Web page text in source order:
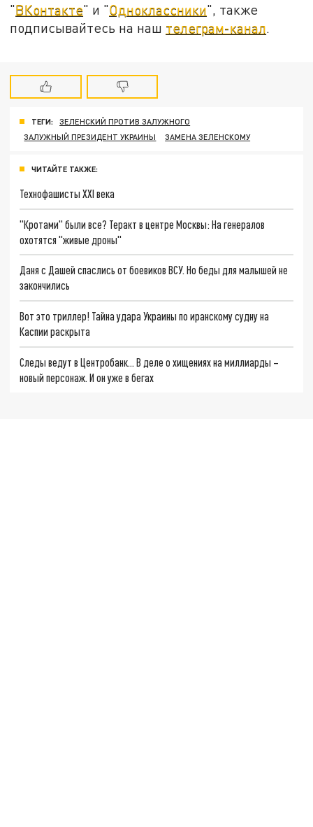
"ВКонтакте" и "Одноклассники", также
подписывайтесь на наш телеграм-канал
ТЕГИ:
ЗЕЛЕНСКИЙ ПРОТИВ ЗАЛУЖНОГО
ЗАЛУЖНЫЙ ПРЕЗИДЕНТ УКРАИНЫ
ЗАМЕНА ЗЕЛЕНСКОМУ
ЧИТАЙТЕ ТАКЖЕ:
Технофашисты XXI века
"Кротами" были все? Теракт в центре Москвы: На генералов
охотятся "живые дроны"
Даня с Дашей спаслись от боевиков ВСУ. Но беды для малышей не
закончились
Вот это триллер! Тайна удара Украины по иранскому судну на
Каспии раскрыта
Следы ведут в Центробанк… В деле о хищениях на миллиарды –
новый персонаж. И он уже в бегах